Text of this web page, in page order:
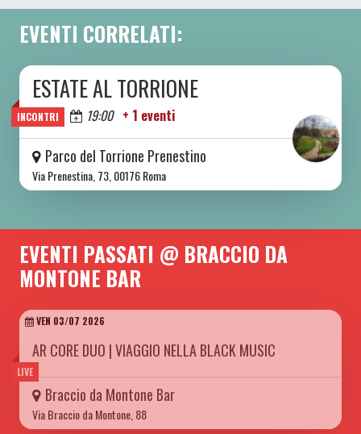
EVENTI CORRELATI:
INCONTRI
DA SAB 06/06 A SAB 08/08 2026
ESTATE AL TORRIONE
Oggi 19:00 + 1 eventi
Parco del Torrione Prenestino
Via Prenestina, 73, 00176 Roma
EVENTI PASSATI @ BRACCIO DA
MONTONE BAR
LIVE
VEN 03/07 2026
AR CORE DUO | VIAGGIO NELLA BLACK MUSIC
Braccio da Montone Bar
Via Braccio da Montone, 88